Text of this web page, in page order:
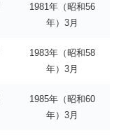
1981年（昭和56
年）3月
1983年（昭和58
年）3月
1985年（昭和60
年）3月